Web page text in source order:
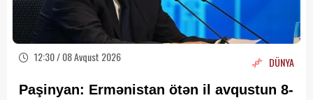
12:30 / 08 Avqust 2026 DÜNYA
Paşinyan: Ermənistan ötən il avqustun 8-